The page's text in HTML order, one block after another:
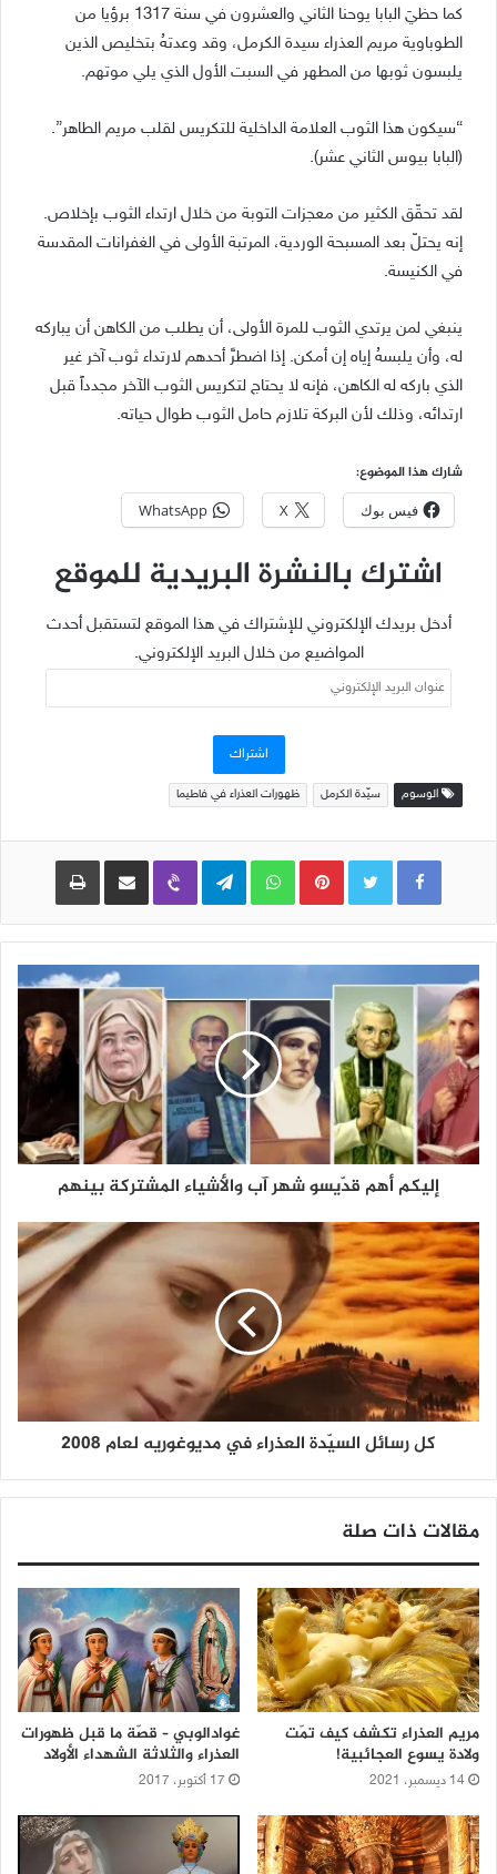
كما حظيَ البابا يوحنا الثاني والعشرون في سنة 1317 برؤيا من
الطوباوية مريم العذراء سيدة الكرمل، وقد وعدتهُ بتخليص الذين
يلبسون ثوبها من المطهر في السبت الأول الذي يلي موتهم.
“سيكون هذا الثوب العلامة الداخلية للتكريس لقلب مريم الطاهر”.
(البابا بيوس الثاني عشر).
لقد تحقّق الكثير من معجزات التوبة من خلال ارتداء الثوب بإخلاص.
إنه يحتلّ بعد المسبحة الوردية، المرتبة الأولى في الغفرانات المقدسة
في الكنيسة.
ينبغي لمن يرتدي الثوب للمرة الأولى، أن يطلب من الكاهن أن يباركه
له، وأن يلبسهُ إياه إن أمكن. إذا اضطرَّ أحدهم لارتداء ثوب آخر غير
الذي باركه له الكاهن، فإنه لا يحتاج لتكريس الثوب الآخر مجدداً قبل
ارتدائه، وذلك لأن البركة تلازم حامل الثوب طوال حياته.
شارك هذا الموضوع:
فيس بوك X
WhatsApp
اشترك بالنشرة البريدية للموقع
أدخل بريدك الإلكتروني للإشتراك في هذا الموقع لتستقبل أحدث
المواضيع من خلال البريد الإلكتروني.
عنوان
البريد
اشتراك
الوسوم سيّدة الكرمل ظهورات العذراء في فاطيما
Pinterest
WhatsApp
Telegram
Viber مشاركة عبر البريد طباعة
إليكم أهم قدّيسو شهر آب والأشياء المشتركة بينهم
كل رسائل السيّدة العذراء في مديوغوريه لعام 2008
مقالات ذات صلة
مريم العذراء تكشف كيف تمّت
ولادة يسوع العجائبية!
14 ديسمبر، 2021
غوادالوبي – قصّة ما قبل ظهورات
العذراء والثلاثة الشهداء الأولاد
17 أكتوبر، 2017